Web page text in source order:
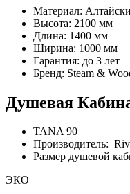
Материал:
Высота: 2100 мм
Длина: 1400 мм
Ширина: 1000 мм
Гарантия: до 3 лет
Бренд: Steam &
Душевая
TANA 90
Производитель:
Размер душевой
ЭКО